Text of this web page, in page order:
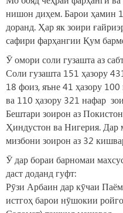
нишон диҳем. Барои ҳамин
доранд. Ҳар як зоири
сафири фарҳангии Қум
Ӯ омори соли гузашта аз
Соли гузашта 151 ҳазору
18 фоиз, яъне 41 ҳазору
ва 110 ҳазору 321 нафар
Бештари зоирон аз
Ҳиндустон ва Нигерия. Дар
мизбони зоирон аз 32
Ӯ дар бораи барномаи
даст доданд гуфт:
Рӯзи Арбаин дар кӯчаи
истгоҳ барои нӯшокии